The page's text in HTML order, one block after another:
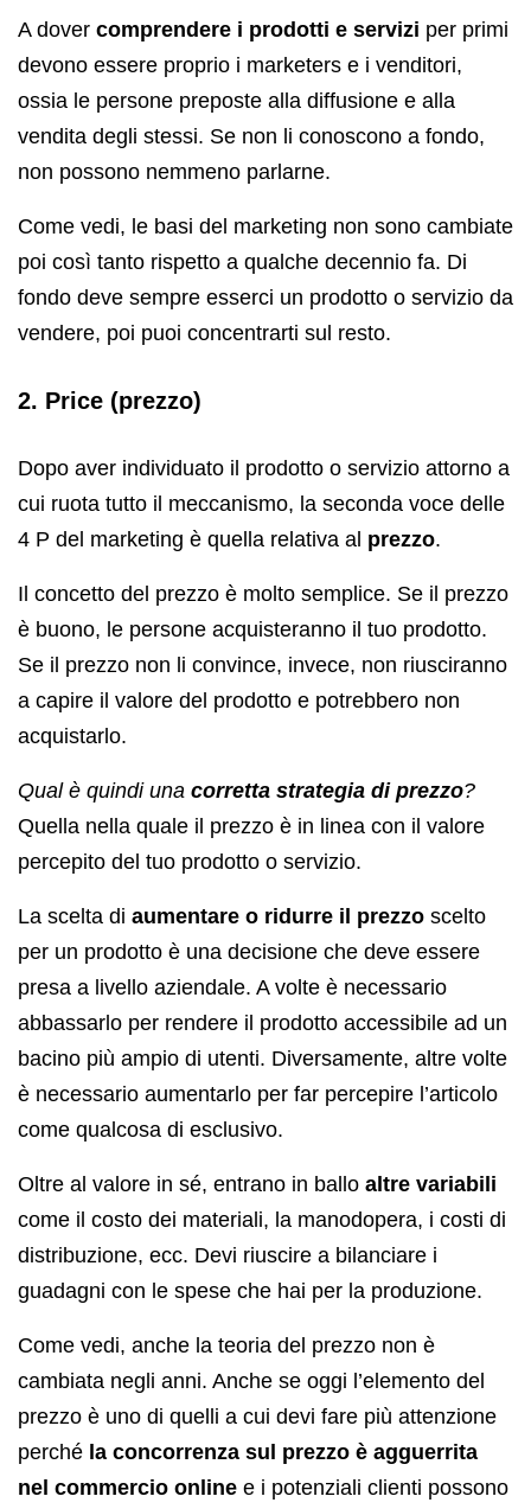
A dover comprendere i prodotti e servizi per primi
devono essere proprio i marketers e i venditori,
ossia le persone preposte alla diffusione e alla
vendita degli stessi. Se non li conoscono a fondo,
non possono nemmeno parlarne.
Come vedi, le basi del marketing non sono cambiate
poi così tanto rispetto a qualche decennio fa. Di
fondo deve sempre esserci un prodotto o servizio da
vendere, poi puoi concentrarti sul resto.
2. Price (prezzo)
Dopo aver individuato il prodotto o servizio attorno a
cui ruota tutto il meccanismo, la seconda voce delle
4 P del marketing è quella relativa al prezzo.
Il concetto del prezzo è molto semplice. Se il prezzo
è buono, le persone acquisteranno il tuo prodotto.
Se il prezzo non li convince, invece, non riusciranno
a capire il valore del prodotto e potrebbero non
acquistarlo.
Qual è quindi una corretta strategia di prezzo?
Quella nella quale il prezzo è in linea con il valore
percepito del tuo prodotto o servizio.
La scelta di aumentare o ridurre il prezzo scelto
per un prodotto è una decisione che deve essere
presa a livello aziendale. A volte è necessario
abbassarlo per rendere il prodotto accessibile ad un
bacino più ampio di utenti. Diversamente, altre volte
è necessario aumentarlo per far percepire l’articolo
come qualcosa di esclusivo.
Oltre al valore in sé, entrano in ballo altre variabili
come il costo dei materiali, la manodopera, i costi di
distribuzione, ecc. Devi riuscire a bilanciare i
guadagni con le spese che hai per la produzione.
Come vedi, anche la teoria del prezzo non è
cambiata negli anni. Anche se oggi l’elemento del
prezzo è uno di quelli a cui devi fare più attenzione
perché la concorrenza sul prezzo è agguerrita
nel commercio online e i potenziali clienti possono